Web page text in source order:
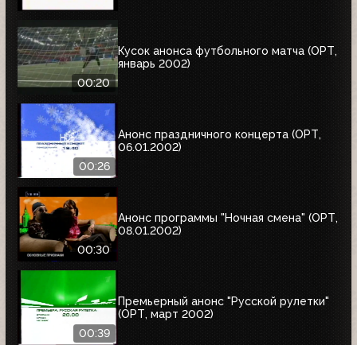
00:20
Кусок анонса футбольного матча (ОРТ,
январь 2002)
00:26
Анонс праздничного концерта (ОРТ,
06.01.2002)
00:30
Анонс программы "Ночная смена" (ОРТ,
08.01.2002)
00:39
Премьерный анонс "Русской рулетки"
(ОРТ, март 2002)